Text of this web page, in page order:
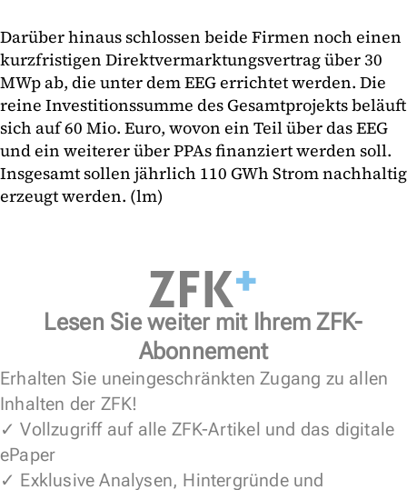
Darüber hinaus schlossen beide Firmen noch einen
kurzfristigen Direktvermarktungsvertrag über 30
MWp ab, die unter dem EEG errichtet werden. Die
reine Investitionssumme des Gesamtprojekts beläuft
sich auf 60 Mio. Euro, wovon ein Teil über das EEG
und ein weiterer über PPAs finanziert werden soll.
Insgesamt sollen jährlich 110 GWh Strom nachhaltig
erzeugt werden. (lm)
Lesen Sie weiter mit Ihrem ZFK-
Abonnement
Erhalten Sie uneingeschränkten Zugang zu allen
Inhalten der ZFK!
✓ Vollzugriff auf alle ZFK-Artikel und das digitale
ePaper
✓ Exklusive Analysen, Hintergründe und